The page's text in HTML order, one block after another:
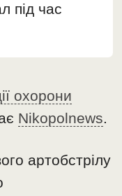
під час
охорони
Nikopolnews.
артобстрілу